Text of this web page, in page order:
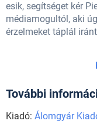
esik, segítséget kér
médiamogultól, aki
érzelmeket táplál
További
Kiadó: Álomgyár